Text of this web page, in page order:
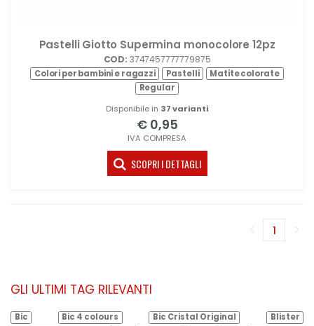
Pastelli Giotto Supermina monocolore 12pz
COD: 3747457777779875
Colori per bambini e ragazzi Pastelli
Matite colorate
Regular
Disponibile in 37 varianti
€ 0,95
IVA COMPRESA
SCOPRI I DETTAGLI
1
GLI ULTIMI TAG RILEVANTI
Bic Bic 4 colours Bic Cristal Original
Blister